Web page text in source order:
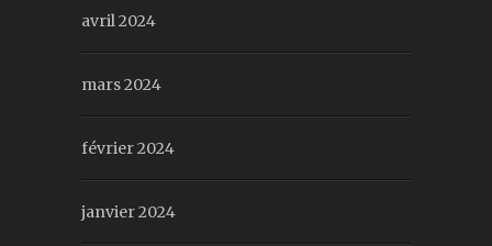
avril 2024
mars 2024
février 2024
janvier 2024